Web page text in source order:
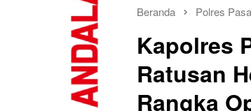
Beranda Polres
Kapolres
Ratusan
Rangka